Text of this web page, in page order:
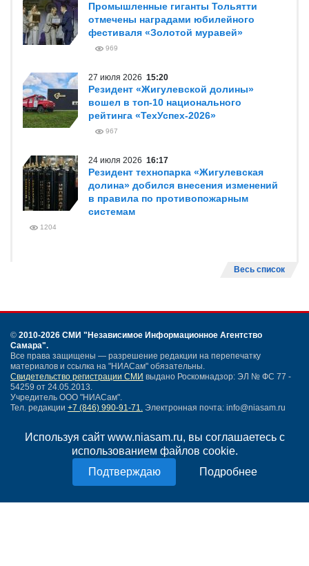
Используя сайт www.niasam.ru, вы соглашаетесь с
использованием файлов cookie.
Подробнее
Промышленные гиганты Тольятти
отмечены наградами юбилейного
фестиваля «Золотой муравей»
969
27 июля 2026 15:20
Резидент «Жигулевской долины»
вошел в топ-10 национального
рейтинга «ТехУспех-2026»
967
24 июля 2026 16:17
Резидент технопарка «Жигулевская
долина» добился внесения изменений
в правила по противопожарным
системам
1204
Весь список
© 2010-2026 СМИ "Независимое Информационное Агентство
Самара".
Все права защищены — разрешение редакции на перепечатку
материалов и ссылка на "НИАСам" обязательны.
Свидетельство регистрации СМИ выдано Роскомнадзор: ЭЛ № ФС 77 -
54259 от 24.05.2013.
Учредитель ООО "НИАСам".
Тел. редакции +7 (846) 990-91-71. Электронная почта: info@niasam.ru
Карта сайта
Нашли ошибку?
Политика конфиденциальности
Согласие на обработку персональных данных